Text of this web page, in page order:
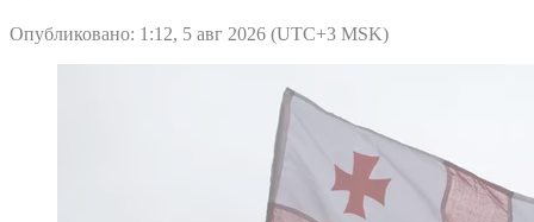
Опубликовано: 1:12, 5 авг 2026 (UTC+3 MSK)